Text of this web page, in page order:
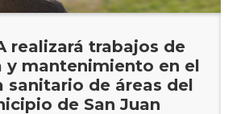
norte en continuar
los sistemas sanitarios y de
La corporación agradece la
de la ciudadanía durante la
lidera el Programa de
corporación, con una inversión
$11.1 mil millones en
agua potable y alcantarillado.
realizará trabajos de
y mantenimiento en el
sanitario de áreas del
de San Juan